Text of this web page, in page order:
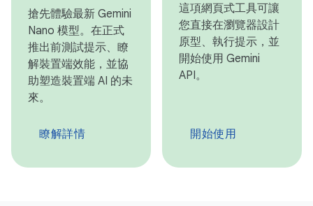
搶先體驗最新 Gemini
Nano 模型。在正式
推出前測試提示、瞭
解裝置端效能，並協
助塑造裝置端 AI 的未
來。
瞭解詳情
這項網頁式工具可讓
您直接在瀏覽器設計
原型、執行提示，並
開始使用 Gemini
API。
開始使用